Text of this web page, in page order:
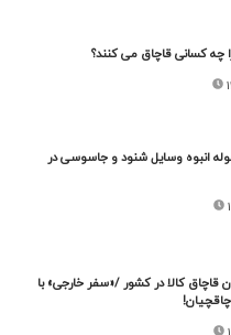
چه کسانی قاچاق می کنند؟
انبوه وسایل شنود و جاسوسی در
قاچاق کالا در کشور /«سفر خارجی» با